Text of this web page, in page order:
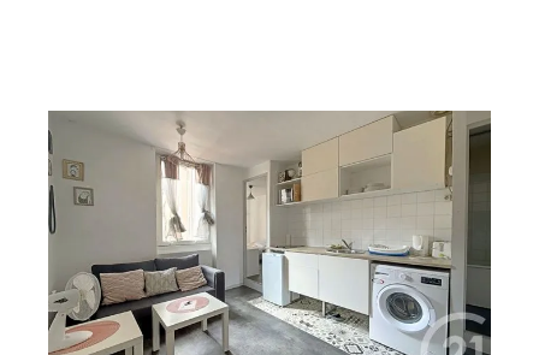
TOULOUSE 31
24,03 m
, 2 pièces
Ref : 20353
Appartement T2 à vendre
125 000 €
TOULOUSE (31500) GUILHEMERY : Au cœur du